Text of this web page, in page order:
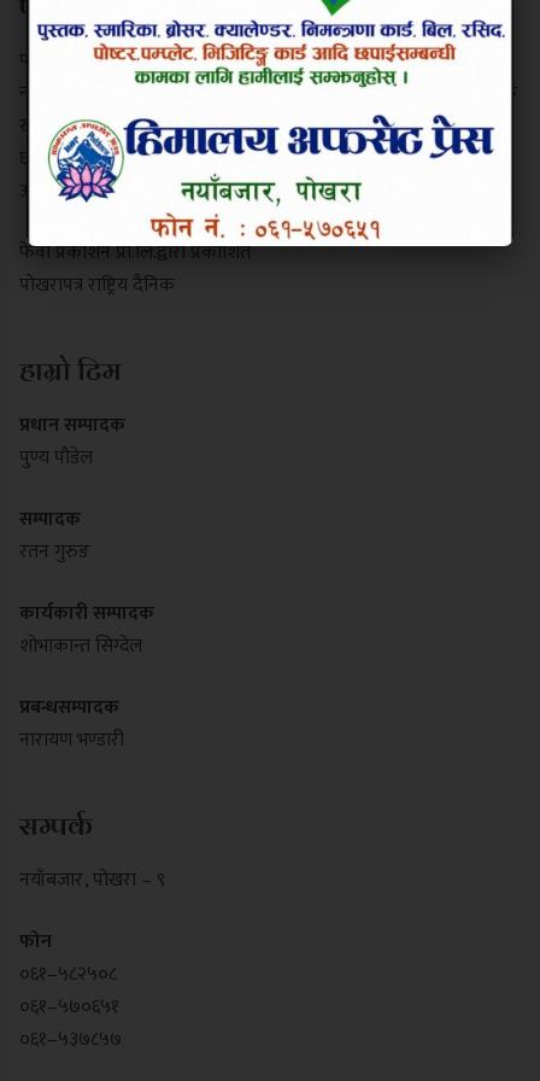
पोखरापत्र राष्ट्रिय दैनिक गण्डकी प्रदेशको एक प्रमुख समाचार माध्यम हो।
नयाँबजार, पोखरा-९ बाट प्रकाशित यो पत्रिकाले स्थानीय गतिविधि, प्रादेशिक
राजनीति, पर्यटन र राष्ट्रिय समाचार निष्पक्ष रूपमा सम्प्रेषण गर्दछ। यसले
छापा र डिजिटल पोर्टल दुवै माध्यमबाट आम नागरिकलाई सुसूचित गर्दै
आइरहेको छ।
फेवा प्रकाशन प्रा.लि.द्वारा प्रकाशित
पोखरापत्र राष्ट्रिय दैनिक
हाम्रो टिम
प्रधान सम्पादक
पुण्य पौडेल
सम्पादक
रतन गुरुङ
कार्यकारी सम्पादक
शोभाकान्त सिग्देल
प्रबन्धसम्पादक
नारायण भण्डारी
सम्पर्क
नयाँबजार , पोखरा – ९
फोन
०६१–५८२५०८
०६१–५७०६५१
०६१–५३७८५७